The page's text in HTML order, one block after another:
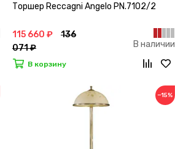
Торшер Reccagni Angelo PN.7102/2
115 660 ₽
136
071 ₽
В наличии
В корзину
−15%